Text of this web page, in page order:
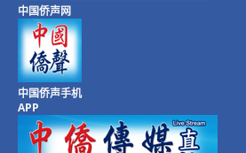
中国侨声网
中国侨声手机
APP